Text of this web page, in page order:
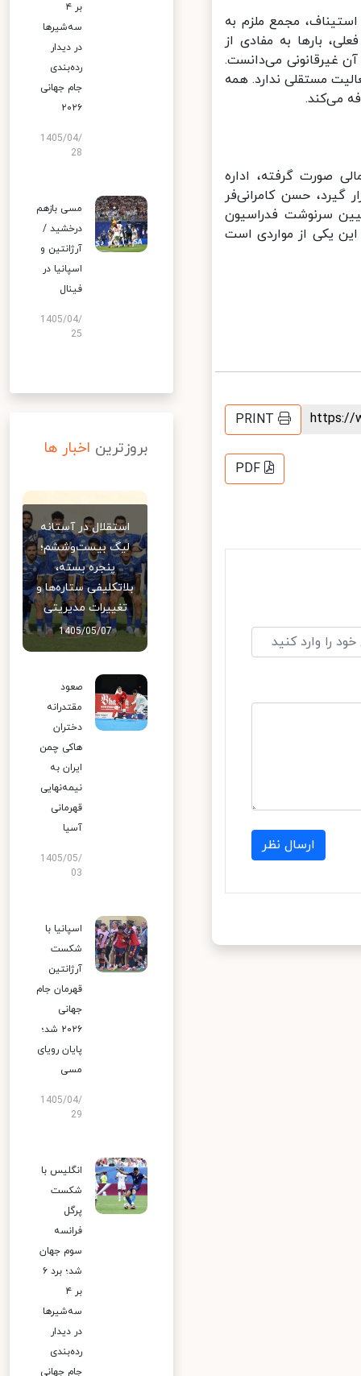
مجمع ملزم به
بارها به مفادی از
غیرقانونی می‌دانست.
مستقلی ندارد. همه
می‌کند.
صورت گرفته، اداره
گیرد، حسن کامرانی‌فر
سرنوشت فدراسیون
یکی از مواردی است
PRINT
PDF
ارسال نظر
بر ۴
سه‌شیرها
در دیدار
رده‌بندی
جام جهانی
۲۰۲۶
1405/04/
28
مسی بازهم
درخشید /
آرژانتین و
اسپانیا در
فینال
1405/04/
25
بروزترین اخبار ها
استقلال در آستانه
لیگ بیست‌وششم؛
پنجره بسته،
بلاتکلیفی ستاره‌ها و
تغییرات مدیریتی
1405/05/07
صعود
مقتدرانه
دختران
هاکی چمن
ایران به
نیمه‌نهایی
قهرمانی
آسیا
1405/05/
03
اسپانیا با
شکست
آرژانتین
قهرمان جام
جهانی
۲۰۲۶ شد؛
پایان رویای
مسی
1405/04/
29
انگلیس با
شکست
پرگل
فرانسه
سوم جهان
شد؛ برد ۶
بر ۴
سه‌شیرها
در دیدار
رده‌بندی
جام جهانی